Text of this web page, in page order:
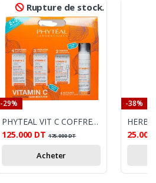
Rupture de stock.
-29%
PHYTEAL VIT C COFFRET ECRAN+ SERUM + CREME + MOUSSE
125.000 DT 175.000DT
Acheter
-38%
25.000